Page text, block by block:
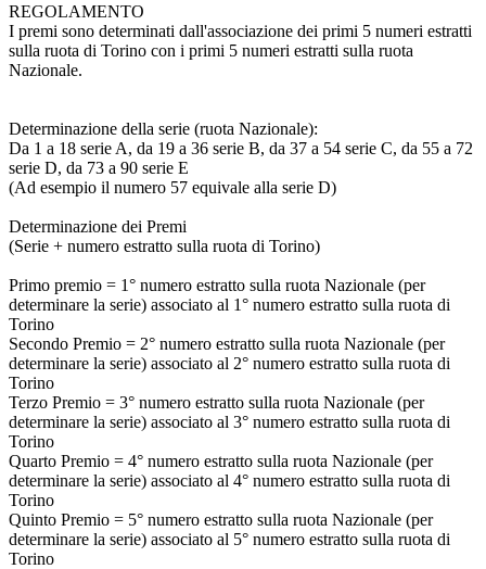
REGOLAMENTO
I premi sono determinati dall'associazione dei primi 5 numeri estratti
sulla ruota di Torino con i primi 5 numeri estratti sulla ruota
Nazionale.
Determinazione della serie (ruota Nazionale):
Da 1 a 18 serie A, da 19 a 36 serie B, da 37 a 54 serie C, da 55 a 72
serie D, da 73 a 90 serie E
(Ad esempio il numero 57 equivale alla serie D)
Determinazione dei Premi
(Serie + numero estratto sulla ruota di Torino)
Primo premio = 1° numero estratto sulla ruota Nazionale (per
determinare la serie) associato al 1° numero estratto sulla ruota di
Torino
Secondo Premio = 2° numero estratto sulla ruota Nazionale (per
determinare la serie) associato al 2° numero estratto sulla ruota di
Torino
Terzo Premio = 3° numero estratto sulla ruota Nazionale (per
determinare la serie) associato al 3° numero estratto sulla ruota di
Torino
Quarto Premio = 4° numero estratto sulla ruota Nazionale (per
determinare la serie) associato al 4° numero estratto sulla ruota di
Torino
Quinto Premio = 5° numero estratto sulla ruota Nazionale (per
determinare la serie) associato al 5° numero estratto sulla ruota di
Torino